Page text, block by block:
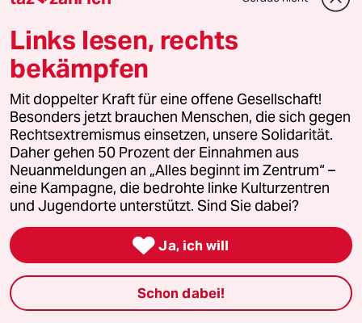
Urlaubsort Belek nahe Antalya über die Forderung
der USA nach einer drastischen Erhöhung der
Verteidigungsausgaben.
Der ukrainische Außenminister Andrij Sybiha
postete auf der Plattform X Fotos von sich und
Rubio, mit dem er sich in Antalya über
Friedensbemühungen ausgetauscht habe. Rubio
soll nach Angaben seines Ministeriums nach dem
Ende des Nato-Treffens am Freitag nach Istanbul
weiterreisen. Neben ihm werden nach Mitteilung
des Weißen Hauses auch Trumps Sondergesandte
Steve Witkoff und Keith Kellogg bei den Ukraine-
Links lesen, rechts
bekämpfen
Mit doppelter Kraft für eine offene Gesellschaft!
Besonders jetzt brauchen Menschen, die sich gegen
Rechtsextremismus einsetzen, unsere Solidarität.
Daher gehen 50 Prozent der Einnahmen aus
Neuanmeldungen an „Alles beginnt im Zentrum“ –
eine Kampagne, die bedrohte linke Kulturzentren
und Jugendorte unterstützt. Sind Sie dabei?
 Ja, ich will
Schon dabei!